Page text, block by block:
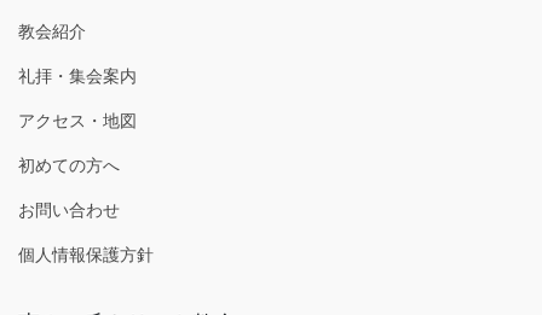
教会紹介
礼拝・集会案内
アクセス・地図
初めての方へ
お問い合わせ
個人情報保護方針